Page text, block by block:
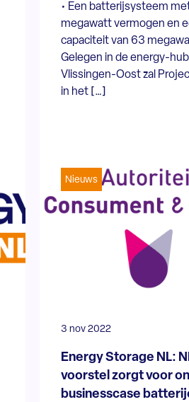
• Een batterijsysteem
megawatt vermogen en
capaciteit van 63
Gelegen in de energy-
Vlissingen-Oost zal
in het […]
Nieuws
3 nov 2022
Energy Storage NL:
voorstel zorgt voor
businesscase